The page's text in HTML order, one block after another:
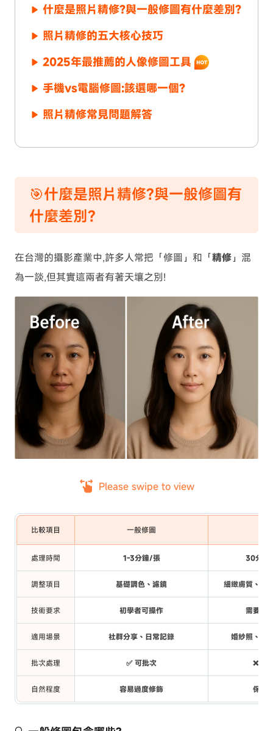
什麼是照片精修?與一般修圖有什麼差別?
照片精修的五大核心技巧
2025年最推薦的人像修圖工具
手機vs電腦修圖:該選哪一個?
照片精修常見問題解答
🎯什麼是照片精修?與一般修圖有
什麼差別?
在台灣的攝影產業中,許多人常把「修圖」和「精修」混
為一談,但其實這兩者有著天壤之別!
Please swipe to view
比較項目 一般修圖
處理時間 1-3分鐘/張 30分鐘
調整項目 基礎調色、濾鏡 細緻膚質、五
技術要求 初學者可操作 需要專
適用場景 社群分享、日常記錄 婚紗照、商
批次處理 ✅ 可批次 ❌ 需
自然程度 容易過度修飾 保留